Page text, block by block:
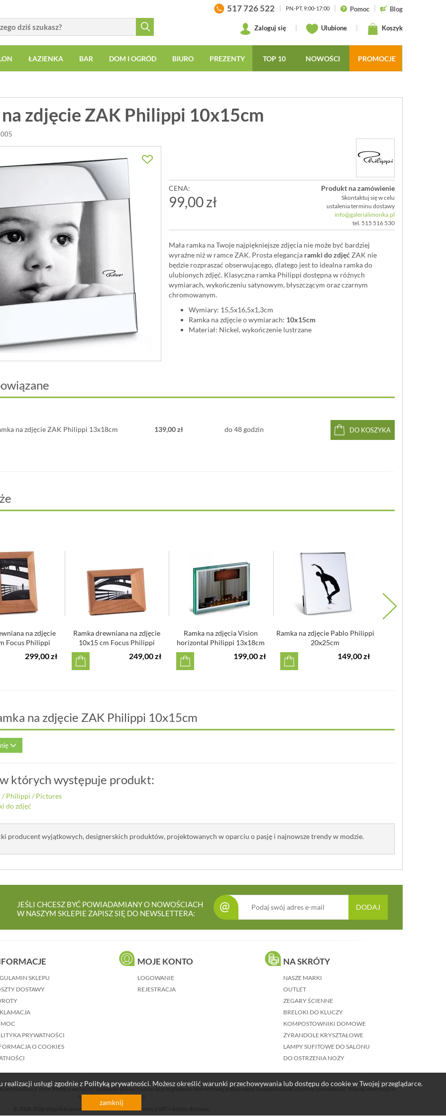
usługi zgodnie z Polityką prywatności. Możesz określić warunki przechowywania lub dostępu do cookie w Twojej przeglądarce.
zamknij
517 726 522 PN.-PT. 9:00-17:00 Pomoc Blog
Zaloguj się Ulubione Koszyk
ŁAZIENKA BAR DOM I OGRÓD BIURO PREZENTY TOP 10 NOWOŚCI PROMOCJE
zdjęcie ZAK Philippi 10x15cm
CENA:
99,00 zł
Produkt na zamówienie
Skontaktuj się w celu
ustalenia terminu dostawy
info@galerialimonka.pl
tel. 515 516 530
Mała ramka na Twoje najpiękniejsze zdjęcia nie może być bardziej
wyraźne niż w ramce ZAK. Prosta elegancja ramki do zdjęć ZAK nie
będzie rozpraszać obserwującego, dlatego jest to idealna ramka do
ulubionych zdjęć. Klasyczna ramka Philippi dostępna w różnych
wymiarach, wykończeniu satynowym, błyszczącym oraz czarnym
chromowanym.
Wymiary: 15,5x16,5x1,3cm
Ramka na zdjęcie o wymiarach: 10x15cm
Materiał: Nickel, wykończenie lustrzane
na zdjęcie ZAK Philippi 13x18cm 139,00 zł do 48 godzin DO KOSZYKA
na zdjęcie
Focus Philippi
299,00 zł
Ramka drewniana na zdjęcie
10x15 cm Focus Philippi
249,00 zł
Ramka na zdjęcia Vision
horizontal Philippi 13x18cm
199,00 zł
Ramka na zdjęcie Pablo Philippi
20x25cm
149,00 zł
na zdjęcie ZAK Philippi 10x15cm
których występuje produkt:
/ Philippi / Pictures
do zdjęć
producent wyjątkowych, designerskich produktów, projektowanych w oparciu o pasję i najnowsze trendy w modzie.
JEŚLI CHCESZ BYĆ POWIADAMIANY O NOWOŚCIACH
W NASZYM SKLEPIE ZAPISZ SIĘ DO NEWSLETTERA:
@ DODAJ
SKLEPU
DOSTAWY
PRYWATNOŚCI
O COOKIES
MOJE KONTO
LOGOWANIE
REJESTRACJA
NA SKRÓTY
NASZE MARKI
OUTLET
ZEGARY ŚCIENNE
BRELOKI DO KLUCZY
KOMPOSTOWNIKI DOMOWE
ŻYRANDOLE KRYSZTAŁOWE
LAMPY SUFITOWE DO SALONU
DO OSTRZENIA NOŻY
stron. Możesz wyłączyć używanie plików cookies w przeglądarce internetowej jednak może to uniemożliwić złożenie zamówienia! Więcej informacji w
naszej Polityce Prywatności.